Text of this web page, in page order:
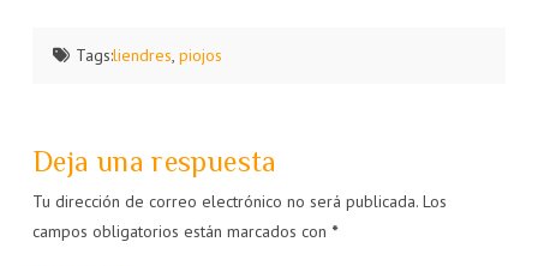
Tags:liendres, piojos
Deja una respuesta
Tu dirección de correo electrónico no será publicada. Los
campos obligatorios están marcados con *